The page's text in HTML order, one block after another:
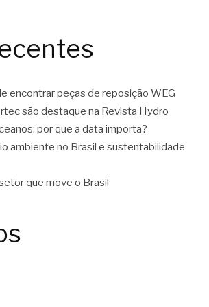
encontrar peças de reposição WEG
são destaque na Revista Hydro
por que a data importa?
ambiente no Brasil e sustentabilidade
que move o Brasil